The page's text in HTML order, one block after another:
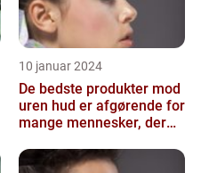
10 januar 2024
De bedste produkter mod
uren hud er afgørende for
mange mennesker, der
almindelige hu...